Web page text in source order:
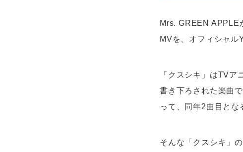
Mrs. GREEN APPLE
MVを、オフィシャル
「クスシキ」はTV
書き下ろされた楽曲
って、同年2曲目とな
そんな「クスシキ」